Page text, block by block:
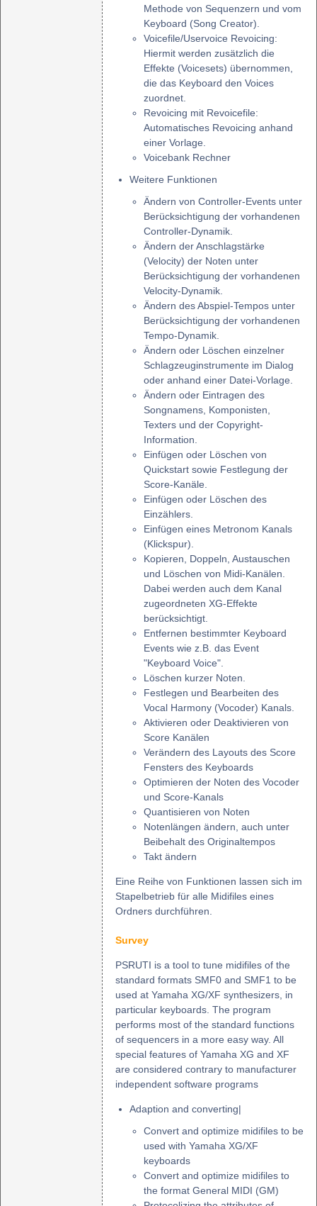
Methode von Sequenzern und vom
Keyboard (Song Creator).
Voicefile/Uservoice Revoicing:
Hiermit werden zusätzlich die
Effekte (Voicesets) übernommen,
die das Keyboard den Voices
zuordnet.
Revoicing mit Revoicefile:
Automatisches Revoicing anhand
einer Vorlage.
Voicebank Rechner
Weitere Funktionen
Ändern von Controller-Events unter
Berücksichtigung der vorhandenen
Controller-Dynamik.
Ändern der Anschlagstärke
(Velocity) der Noten unter
Berücksichtigung der vorhandenen
Velocity-Dynamik.
Ändern des Abspiel-Tempos unter
Berücksichtigung der vorhandenen
Tempo-Dynamik.
Ändern oder Löschen einzelner
Schlagzeuginstrumente im Dialog
oder anhand einer Datei-Vorlage.
Ändern oder Eintragen des
Songnamens, Komponisten,
Texters und der Copyright-
Information.
Einfügen oder Löschen von
Quickstart sowie Festlegung der
Score-Kanäle.
Einfügen oder Löschen des
Einzählers.
Einfügen eines Metronom Kanals
(Klickspur).
Kopieren, Doppeln, Austauschen
und Löschen von Midi-Kanälen.
Dabei werden auch dem Kanal
zugeordneten XG-Effekte
berücksichtigt.
Entfernen bestimmter Keyboard
Events wie z.B. das Event
"Keyboard Voice".
Löschen kurzer Noten.
Festlegen und Bearbeiten des
Vocal Harmony (Vocoder) Kanals.
Aktivieren oder Deaktivieren von
Score Kanälen
Verändern des Layouts des Score
Fensters des Keyboards
Optimieren der Noten des Vocoder
und Score-Kanals
Quantisieren von Noten
Notenlängen ändern, auch unter
Beibehalt des Originaltempos
Takt ändern
Eine Reihe von Funktionen lassen sich im
Stapelbetrieb für alle Midifiles eines
Ordners durchführen.
Survey
PSRUTI is a tool to tune midifiles of the
standard formats SMF0 and SMF1 to be
used at Yamaha XG/XF synthesizers, in
particular keyboards. The program
performs most of the standard functions
of sequencers in a more easy way. All
special features of Yamaha XG and XF
are considered contrary to manufacturer
independent software programs
Adaption and converting|
Convert and optimize midifiles to be
used with Yamaha XG/XF
keyboards
Convert and optimize midifiles to
the format General MIDI (GM)